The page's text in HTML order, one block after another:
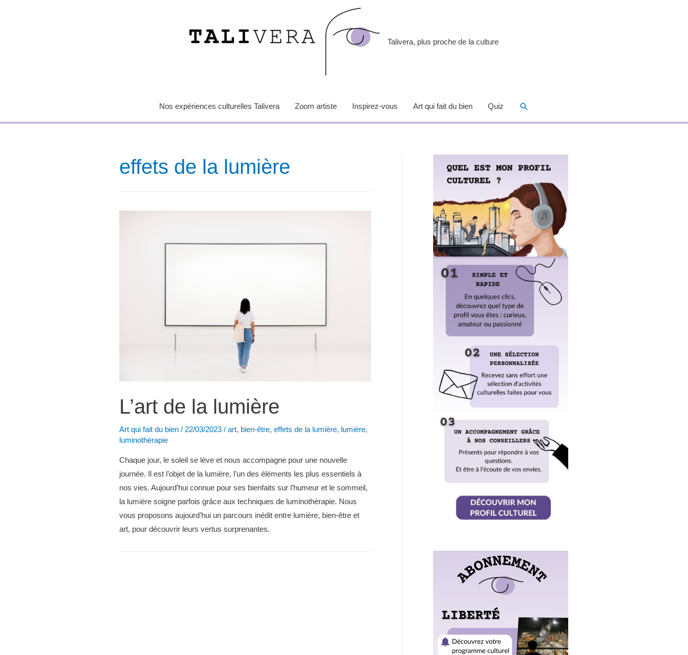
Talivera, plus proche de la culture
Nos expériences culturelles Talivera Zoom artiste Inspirez-vous Art qui fait du bien Quiz Rechercher
effets de la lumière
L’art de la lumière
Art qui fait du bien / 22/03/2023 / art, bien-être, effets de la lumière, lumière,
luminothérapie
Chaque jour, le soleil se lève et nous accompagne pour une nouvelle
journée. Il est l’objet de la lumière, l’un des éléments les plus essentiels à
nos vies. Aujourd’hui connue pour ses bienfaits sur l’humeur et le sommeil,
la lumière soigne parfois grâce aux techniques de luminothérapie. Nous
vous proposons aujourd’hui un parcours inédit entre lumière, bien-être et
art, pour découvrir leurs vertus surprenantes.